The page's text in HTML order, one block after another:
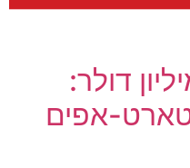
של 2.2 מיליון דולר:
אפים